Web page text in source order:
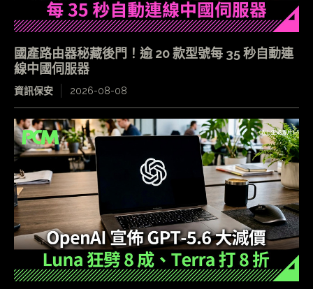
國產路由器秘藏後門！逾 20 款型號每 35 秒自動連
線中國伺服器
資訊保安 2026-08-08